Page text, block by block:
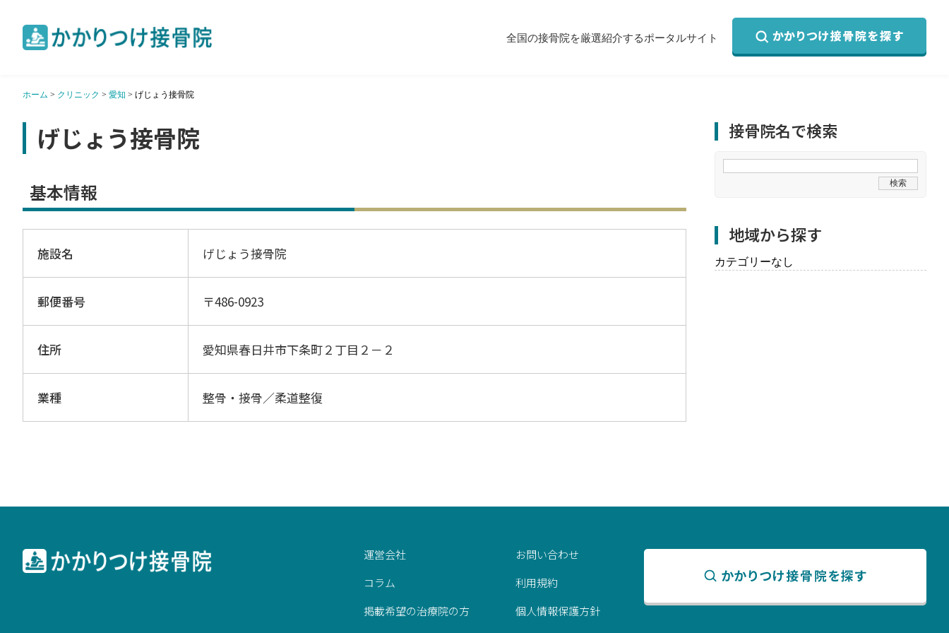
全国の接骨院を厳選紹介するポータルサイト
ホーム > クリニック > 愛知 > げじょう接骨院
げじょう接骨院
基本情報
施設名 げじょう接骨院
郵便番号 〒486-0923
住所 愛知県春日井市下条町２丁目２－２
業種 整骨・接骨／柔道整復
接骨院名で検索
地域から探す
カテゴリーなし
運営会社
コラム
掲載希望の治療院の方
お問い合わせ
利用規約
個人情報保護方針